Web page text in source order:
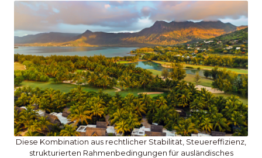
Diese Kombination aus rechtlicher Stabilität, Steuereffizienz,
strukturierten Rahmenbedingungen für ausländisches